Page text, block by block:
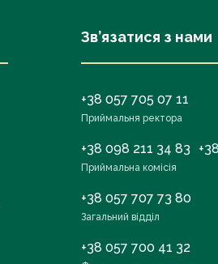
Зв’язатися з нами
+38 057 705 07 11
Приймальня ректора
+38 098 211 34 83
Приймальна комісія
+38 057 707 73 80
Загальний відділ
+38 057 700 41 32